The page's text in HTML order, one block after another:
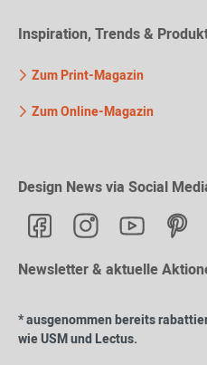
Inspiration, Trends &
Zum Print-Magazin
Zum Online-Magazin
Design News via Social
Newsletter & aktuelle
* ausgenommen bereits
wie USM und Lectus.